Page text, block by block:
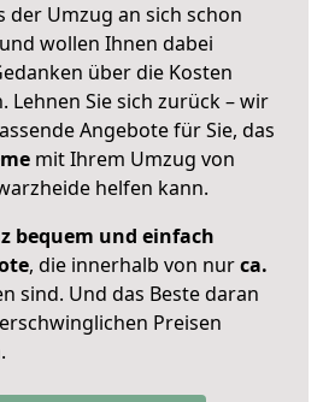
der Umzug an sich schon
wollen Ihnen dabei
über die Kosten
Lehnen Sie sich zurück – wir
Angebote für Sie, das
mit Ihrem Umzug von
helfen kann.
bequem und einfach
, die innerhalb von nurca.
sind. Und das Beste daran
Preisen